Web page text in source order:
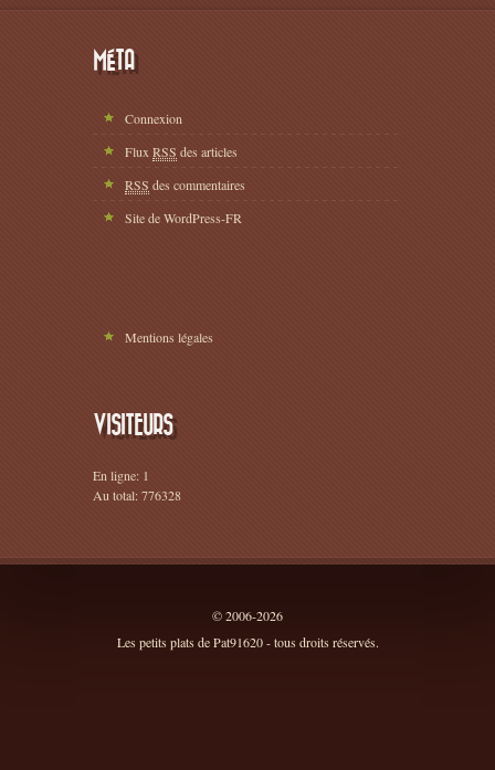
MÉTA
Connexion
FluxRSS des articles
RSS des commentaires
Site de WordPress-FR
Mentions légales
VISITEURS
En ligne: 1
Au total: 776328
© 2006-2026
Les petits plats de Pat91620 - tous droits réservés.